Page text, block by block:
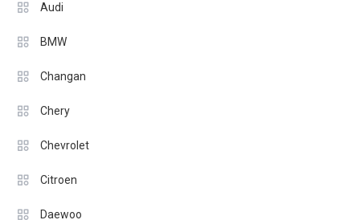
Audi
BMW
Changan
Chery
Chevrolet
Citroen
Daewoo